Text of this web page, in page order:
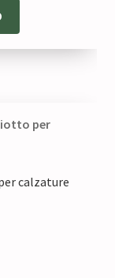
calzature